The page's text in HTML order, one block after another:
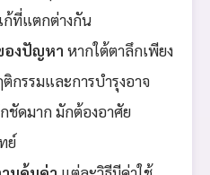
ก้ที่แตกต่างกัน
องปัญหา หากใต้ตาลึกเพียง
กรรมและการบำรุงอาจ
ชัดมาก มักต้องอาศัย
ย์